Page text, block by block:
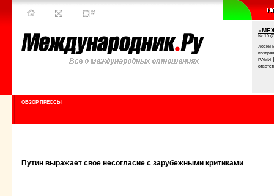
№ 10
Хосни
РАМИ
ОБЗОР ПРЕССЫ
Путин выражает свое несогласие с зарубежными критиками